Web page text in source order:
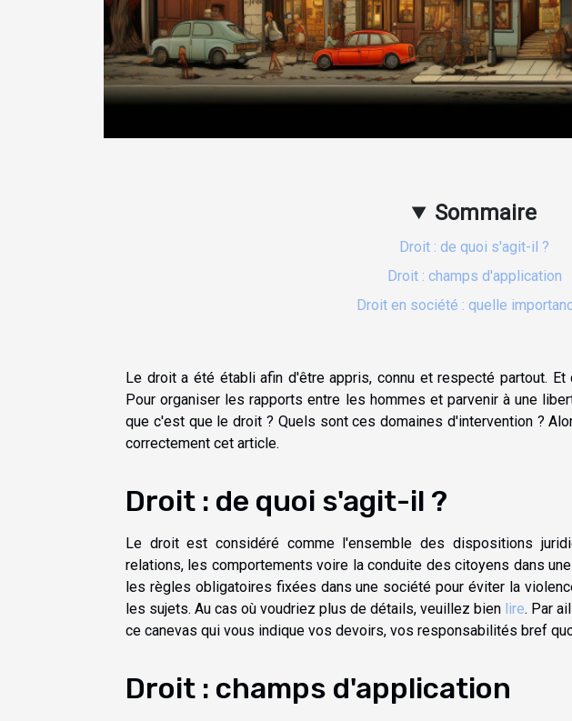
Sommaire
Droit : de quoi s'agit-il ?
Droit : champs d'application
Droit en société : quelle
Le droit a été établi afin d'être appris, connu et respecté partout.
Pour organiser les rapports entre les hommes et parvenir à une
que c'est que le droit ? Quels sont ces domaines d'intervention ?
correctement cet article.
Droit : de quoi s'agit-il ?
Le droit est considéré comme l'ensemble des dispositions
relations, les comportements voire la conduite des citoyens dans
les règles obligatoires fixées dans une société pour éviter la
les sujets. Au cas où voudriez plus de détails, veuillez bien lire. Par
ce canevas qui vous indique vos devoirs, vos responsabilités bref
Droit : champs d'application